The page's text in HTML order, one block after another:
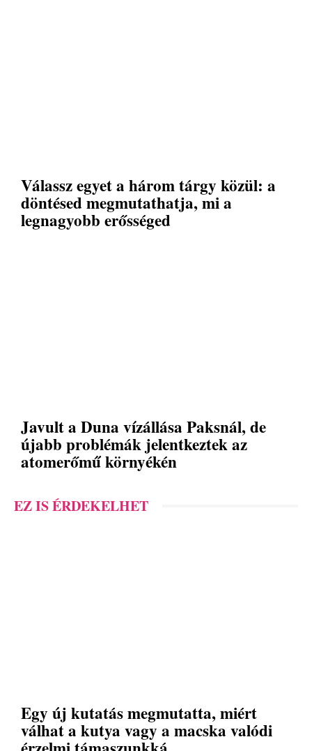
Válassz egyet a három tárgy közül: a
döntésed megmutathatja, mi a
legnagyobb erősséged
Javult a Duna vízállása Paksnál, de
újabb problémák jelentkeztek az
atomerőmű környékén
EZ IS ÉRDEKELHET
Egy új kutatás megmutatta, miért
válhat a kutya vagy a macska valódi